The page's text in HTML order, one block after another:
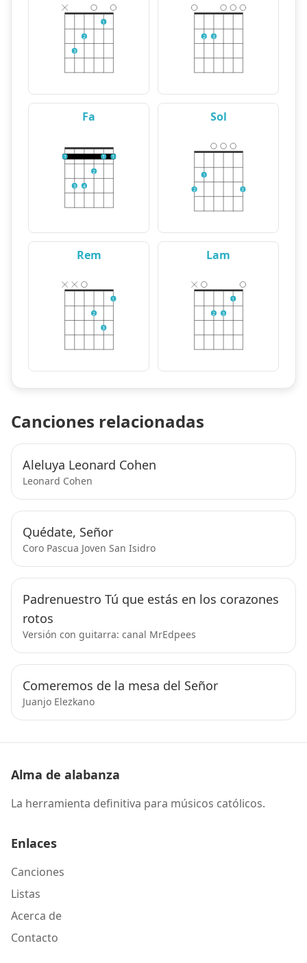
3
2
1
2 3
Fa
1
3 4
2
1 1
Sol
2
1
3
Rem
2
3
1
Lam
2 3
1
Canciones relacionadas
Aleluya Leonard Cohen
Leonard Cohen
Quédate, Señor
Coro Pascua Joven San Isidro
Padrenuestro Tú que estás en los corazones
rotos
Versión con guitarra: canal MrEdpees
Comeremos de la mesa del Señor
Juanjo Elezkano
Alma de alabanza
La herramienta definitiva para músicos católicos.
Enlaces
Canciones
Listas
Acerca de
Contacto